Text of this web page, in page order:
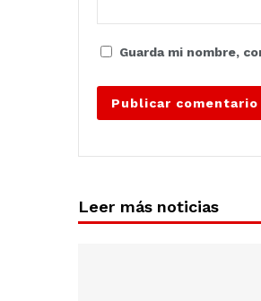
Guarda mi nombre,
Leer más noticias